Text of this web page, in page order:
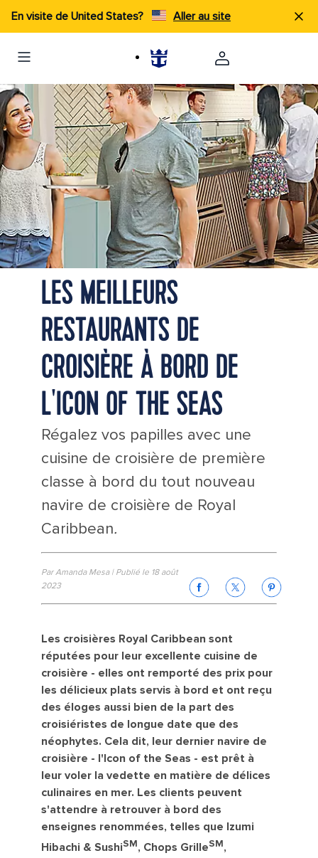
En visite de United States? Aller au site
LES MEILLEURS
RESTAURANTS DE
CROISIÈRE À BORD DE
L'ICON OF THE SEAS
Régalez vos papilles avec une
cuisine de croisière de première
classe à bord du tout nouveau
navire de croisière de Royal
Caribbean.
Par Amanda Mesa | Publié le 18 août
2023
Les croisières Royal Caribbean sont
réputées pour leur excellente cuisine de
croisière - elles ont remporté des prix pour
les délicieux plats servis à bord et ont reçu
des éloges aussi bien de la part des
croisiéristes de longue date que des
néophytes. Cela dit, leur dernier navire de
croisière - l'Icon of the Seas - est prêt à
leur voler la vedette en matière de délices
culinaires en mer. Les clients peuvent
s'attendre à retrouver à bord des
enseignes renommées, telles que Izumi
Hibachi & SushiSM, Chops GrilleSM,